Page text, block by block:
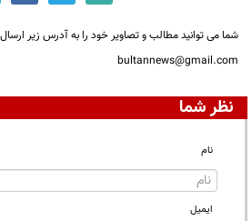
شما می توانید مطالب و تصاویر خود را به آدرس زیر ارسال
bultannews@gmail.com
نظر شما
نام
ایمیل